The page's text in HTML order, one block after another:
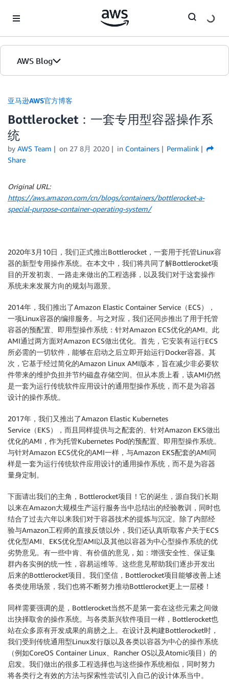
AWS Blog
首页
版本
亚马逊AWS官方博客
Bottlerocket：一套专用型容器操作系
统
by AWS Team on 27 8月 2020 in Containers
Permalink
Share
Original URL:
https://aws.amazon.com/cn/blogs/containers/bottlerocket-a-
special-purpose-container-operating-system/
2020年3月10日，我们正式推出Bottlerocket，一套用于托管Linux容
器的新型专用操作系统。在本文中，我们将共同了解Bottlerocket项
目的开发初衷、一路走来做出的工程选择，以及我们对于这套操作
系统未来发展方向的规划与愿景。
2014年，我们推出了Amazon Elastic Container Service（ECS），
一项Linux容器的编排服务。与之对应，我们还同步推出了用于托管
容器的预配置、即用型操作系统：针对Amazon ECS优化的AMI。此
AMI通过两方面对Amazon ECS做出优化。首先，它安装有运行ECS
所必需的一切软件，能够在启动之后立即开始运行Docker容器。其
次，它基于经过简化的Amazon Linux AMI版本，旨在减少非必要软
件带来的维护负担并节约磁盘存储空间。但从本质上看，该AMI仍然
是一套为运行传统软件应用设计的通用型操作系统，而不是为容器
设计的操作系统。
2017年，我们又推出了Amazon Elastic Kubernetes
Service（EKS），而且同样提供与之配套的、针对Amazon EKS做出
优化的AMI，作为托管Kubernetes Pod的预配置、即用型操作系统。
与针对Amazon ECS优化的AMI一样，与Amazon EKS配套的AMI同
样是一套为运行传统软件应用设计的通用操作系统，而不是为容器
量身定制。
下面请出我们的主角，Bottlerocket项目！它的诞生，源自我们长期
以来在Amazon大规模生产运行服务当中总结出的经验教训，同时也
结合了过去六年以来我们对于容器技术的提炼与沉淀。除了内部经
验与Amazon工程师的直接反馈以外，我们还认真听取客户关于ECS
优化型AMI、EKS优化型AMI以及其他以容器为中心型操作系统的优
劣势意见。有一些中肯、有价值的意见，如：增强安全性、保证集
群内各实例的统一性，容易运维等。这些意见帮助我们逐步开发出
后来的Bottlerocket项目。我们坚信，Bottlerocket项目能够改善上述
各类使用场景，我们也将不断努力推动Bottlerocket更上一层楼！
同样需要强调的是，Bottlerocket当然不是第一套在这些元素之间做
出抉择取舍的操作系统。与各类新兴软件项目一样，Bottlerocket也
站在众多原有开发成果的肩膀之上。在设计及构建Bottlerocket时，
我们受到传统通用型Linux发行版以及各类以容器为中心的操作系统
（例如CoreOS Container Linux、Rancher OS以及Atomic项目）的
启发。我们做出的很多工程选择也与这些操作系统相似，同时努力
将各类行之有效的方法与探索性尝试引入自己的设计体系当中。